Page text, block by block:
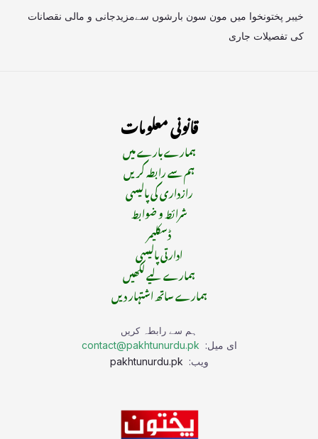
خیبر پختونخوا میں مون سون بارشوں سےمزیدجانی و مالی نقصانات
کی تفصیلات جاری
قانونی معلومات
ہمارے بارے میں
ہم سے رابطہ کریں
رازداری کی پالیسی
شرائط و ضوابط
ڈسکلیمر
ادارتی پالیسی
ہمارے لیے لکھیں
ہمارے ساتھ اشتہار دیں
ہم سے رابطہ کریں
ای میل: contact@pakhtunurdu.pk
ویب: